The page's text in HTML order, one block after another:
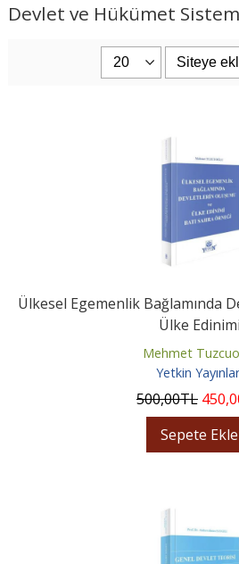
Devlet ve Hükümet
Ülkesel Egemenlik Bağlamında
Ülke Edinimi
Mehmet
Yetkin
500,00TL 450
Sepete Ekle